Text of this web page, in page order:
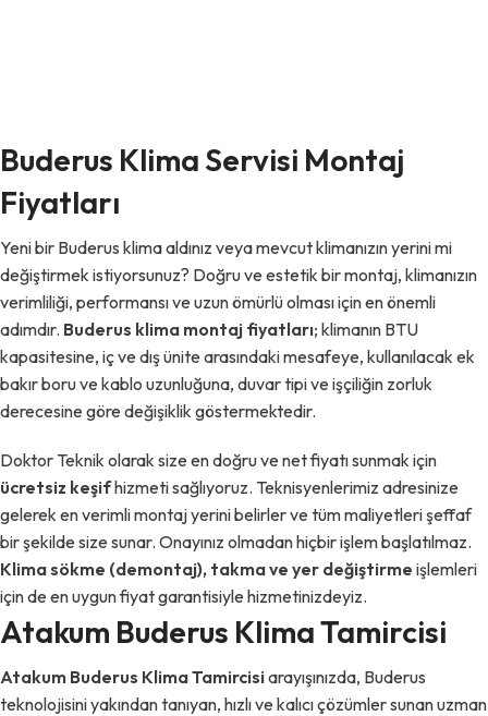
Buderus Klima Servisi Montaj
Fiyatları
Yeni bir Buderus klima aldınız veya mevcut klimanızın yerini mi
değiştirmek istiyorsunuz? Doğru ve estetik bir montaj, klimanızın
verimliliği, performansı ve uzun ömürlü olması için en önemli
adımdır. Buderus klima montaj fiyatları; klimanın BTU
kapasitesine, iç ve dış ünite arasındaki mesafeye, kullanılacak ek
bakır boru ve kablo uzunluğuna, duvar tipi ve işçiliğin zorluk
derecesine göre değişiklik göstermektedir.
Doktor Teknik olarak size en doğru ve net fiyatı sunmak için
ücretsiz keşifhizmeti sağlıyoruz. Teknisyenlerimiz adresinize
gelerek en verimli montaj yerini belirler ve tüm maliyetleri şeffaf
bir şekilde size sunar. Onayınız olmadan hiçbir işlem başlatılmaz.
Klima sökme (demontaj), takma ve yer değiştirme işlemleri
için de en uygun fiyat garantisiyle hizmetinizdeyiz.
Atakum Buderus Klima Tamircisi
Atakum Buderus Klima Tamircisiarayışınızda, Buderus
teknolojisini yakından tanıyan, hızlı ve kalıcı çözümler sunan uzman